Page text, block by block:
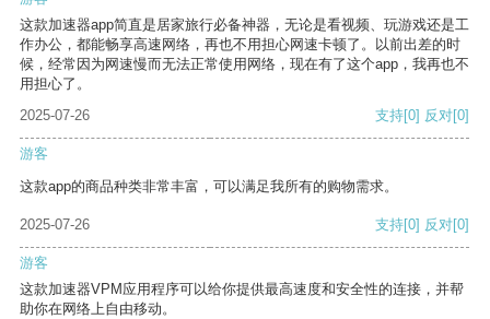
这款加速器app简直是居家旅行必备神器，无论是看视频、玩游戏还是工
作办公，都能畅享高速网络，再也不用担心网速卡顿了。以前出差的时
候，经常因为网速慢而无法正常使用网络，现在有了这个app，我再也不
用担心了。
2025-07-26
支持[0] 反对[0]
游客
这款app的商品种类非常丰富，可以满足我所有的购物需求。
2025-07-26 支持[0] 反对[0]
游客
这款加速器VPM应用程序可以给你提供最高速度和安全性的连接，并帮
助你在网络上自由移动。